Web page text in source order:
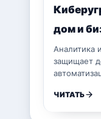
дом и
Аналитика
защищает
ЧИТАТЬ